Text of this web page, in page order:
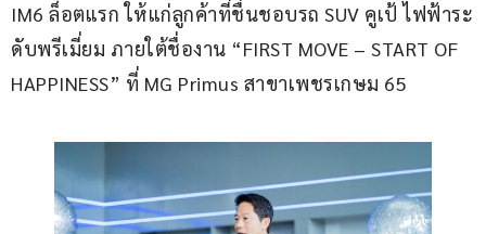
IM6 ล็อตแรก ให้แก่ลูกค้าที่ชื่นชอบรถ SUV คูเป้ ไฟฟ้าระ
ดับพรีเมี่ยม ภายใต้ชื่องาน “FIRST MOVE – START OF
HAPPINESS” ที่ MG Primus สาขาเพชรเกษม 65